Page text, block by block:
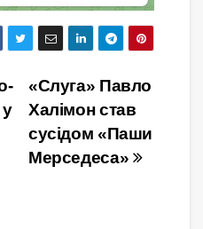
«Слуга» Павло
Халімон став
сусідом «Паши
Мерседеса»
у